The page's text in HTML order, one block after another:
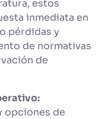
estos
inmediata en
pérdidas y
de normativas
de
opciones de